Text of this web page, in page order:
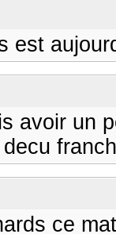
est
avoir un
ce